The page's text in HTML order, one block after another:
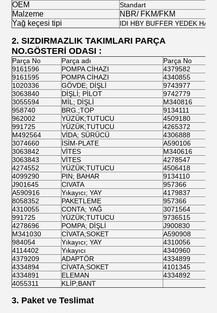
OEM Standart
Malzeme
NBR/ FKM/FKM
Yağ keçesi tipi
IDI HBY BUFFER YEDEK
2. SIZDIRMAZLIK TAKIMLARI PARÇA
NO.GÖSTERİ ODASI :
Parça No Parça adı
Parça No
9161596
POMPA CİHAZI
4379582
9161595
POMPA CİHAZI
4340855
1020336
GÖVDE; DİŞLİ
9743977
3063840
DİŞLİ; PİLOT
9742779
3055594
MİL; DİŞLİ
M340816
958740
BRG.;TOP
9134111
962002
YÜZÜK;TUTUCU
4509180
991725
YÜZÜK;TUTUCU
4265372
M492564
VİDA; SÜRÜCÜ
4306888
3074660
İSİM-PLATE
A590106
3063842
VİTES
M340616
3063843
VİTES
4278547
4274552
YÜZÜK;TUTUCU
4506418
4099290
PIN; BAHAR
9134110
J901645
CIVATA
957366
A590916
Yıkayıcı; YAY
4179837
8058352
PAKETLEME
957366
4310055
CONTA; YAĞ
3071564
991725
YÜZÜK;TUTUCU
9736515
4278696
POMPA; DİŞLİ
J900830
M341030
CİVATA;SOKET
A590908
984054
Yıkayıcı; YAY
4310056
4114402
Yıkayıcı
4340960
4379209
ADAPTÖR
4334899
4334894
CİVATA;SOKET
4101345
4334891
ELEMAN
4334892
4055311
KLİP;BANT
3. Paket ve Teslimat